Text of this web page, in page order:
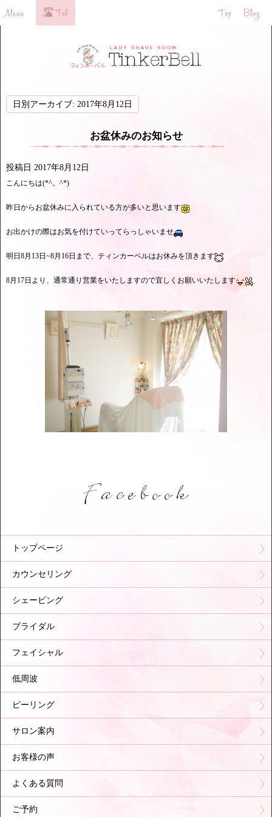
日別アーカイブ: 2017年8月12日
お盆休みのお知らせ
投稿日 2017年8月12日
こんにちは(*^。^*)
昨日からお盆休みに入られている方が多いと思います
お出かけの際はお気を付けていってらっしゃいませ
明日8月13日~8月16日まで、ティンカーベルはお休みを頂きます
8月17日より、通常通り営業をいたしますので宜しくお願いいたします
トップページ
カウンセリング
シェービング
ブライダル
フェイシャル
低周波
ピーリング
サロン案内
お客様の声
よくある質問
ご予約